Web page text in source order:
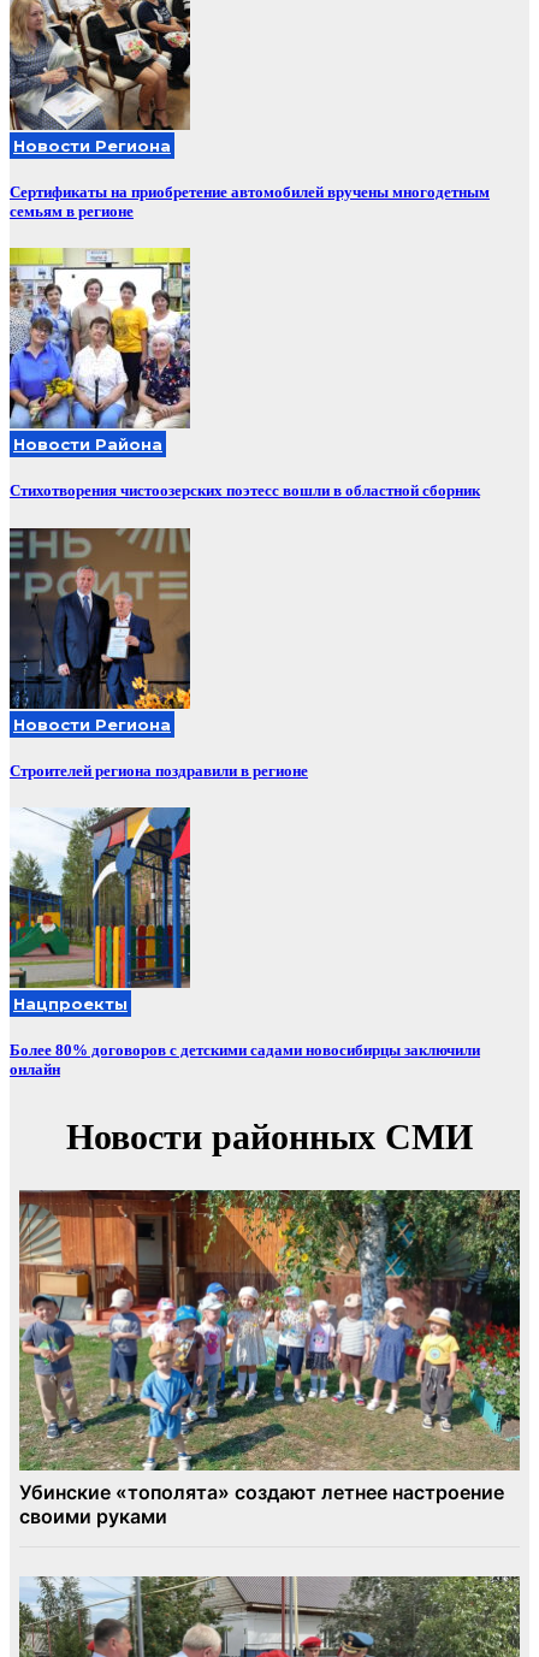
Новости Региона
Сертификаты на приобретение автомобилей вручены многодетным
семьям в регионе
Новости Района
Стихотворения чистоозерских поэтесс вошли в областной сборник
Новости Региона
Строителей региона поздравили в регионе
Нацпроекты
Более 80% договоров с детскими садами новосибирцы заключили
онлайн